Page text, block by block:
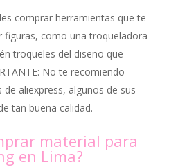
comprar herramientas que te
figuras, como una troqueladora
troqueles del diseño que
No te recomiendo
de aliexpress, algunos de sus
tan buena calidad.
material para
en Lima?